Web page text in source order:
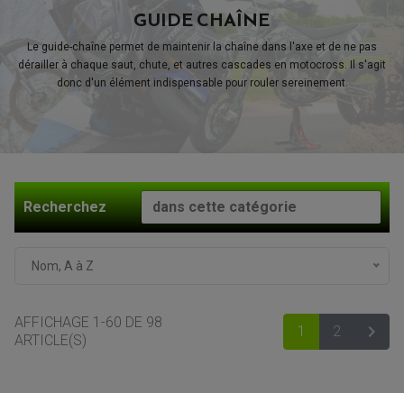
GUIDE CHAÎNE
Le guide-chaîne permet de maintenir la chaîne dans l'axe et de ne pas
dérailler à chaque saut, chute, et autres cascades en motocross. Il s'agit
donc d'un élément indispensable pour rouler sereinement.
Recherchez
Nom, A à Z
AFFICHAGE 1-60 DE 98
ARTICLE(S)
1 2 